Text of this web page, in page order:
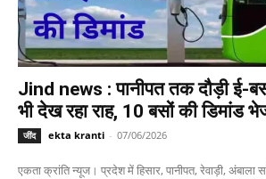
Jind news : पानीपत तक दौड़ी ई-
भी देख रहा राह, 10 बसों की डिमांड
जींद ekta kranti - 07/06/2026
एकता क्रांति न्यूज। प्रदेश में हिसार, पानीपत, रेवाड़ी,